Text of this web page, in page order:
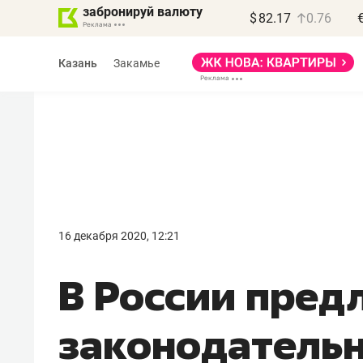
забронируй валюту $ 82.17 0.76
Казань Закамье
16 декабря 2020, 12:21
В Россииправил, бизнес может
потерять минимум